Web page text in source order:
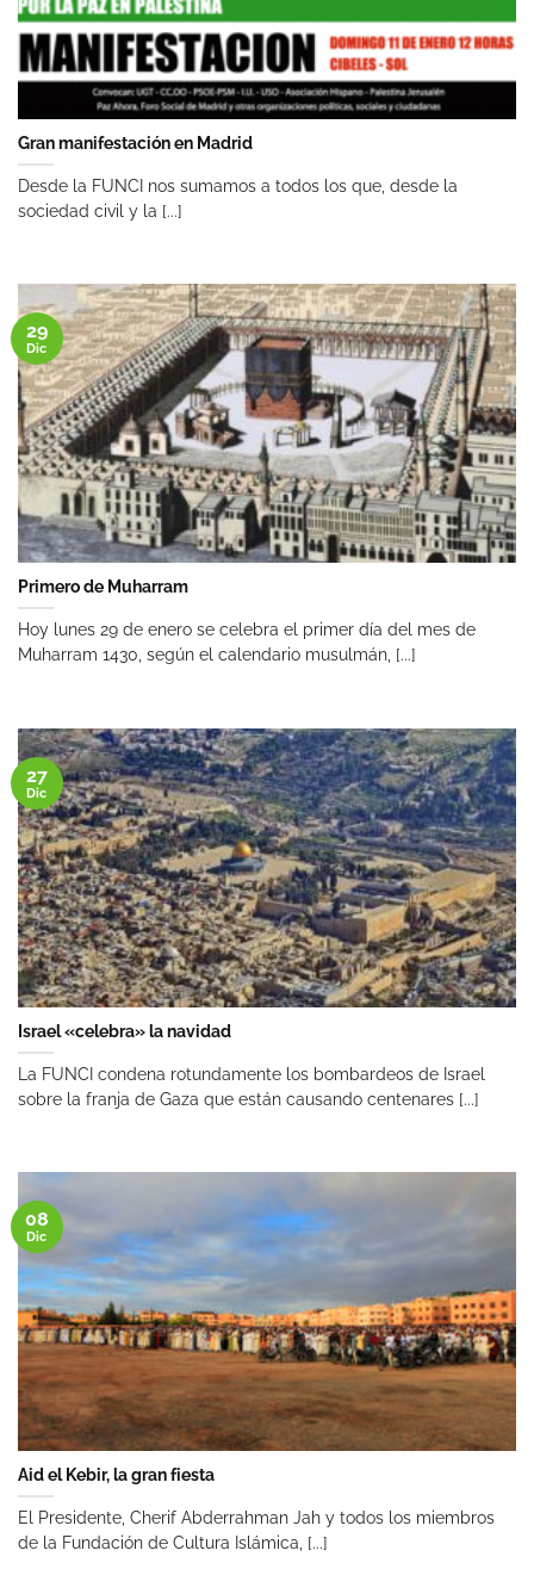
Gran manifestación en Madrid
Desde la FUNCI nos sumamos a todos los que, desde la
sociedad civil y la [...]
Primero de Muharram
Hoy lunes 29 de enero se celebra el primer día del mes de
Muharram 1430, según el calendario musulmán, [...]
29
Dic
Israel «celebra» la navidad
La FUNCI condena rotundamente los bombardeos de Israel
sobre la franja de Gaza que están causando centenares [...]
27
Dic
Aid el Kebir, la gran fiesta
El Presidente, Cherif Abderrahman Jah y todos los miembros
de la Fundación de Cultura Islámica, [...]
08
Dic